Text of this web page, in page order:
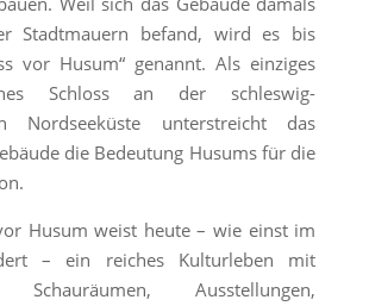
Stadtmauern befand, wird es bis
vor Husum“ genannt. Als einziges
Schloss an der schleswig-
Nordseeküste unterstreicht das
die Bedeutung Husums für die
Husum weist heute – wie einst im
– ein reiches Kulturleben mit
Schauräumen, Ausstellungen,